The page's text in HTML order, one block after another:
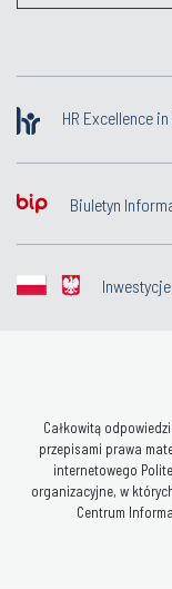
HR Excellence
Biuletyn
Całkowitą
przepisami prawa
internetowego
organizacyjne, w
Centrum